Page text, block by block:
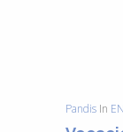
Pandis In